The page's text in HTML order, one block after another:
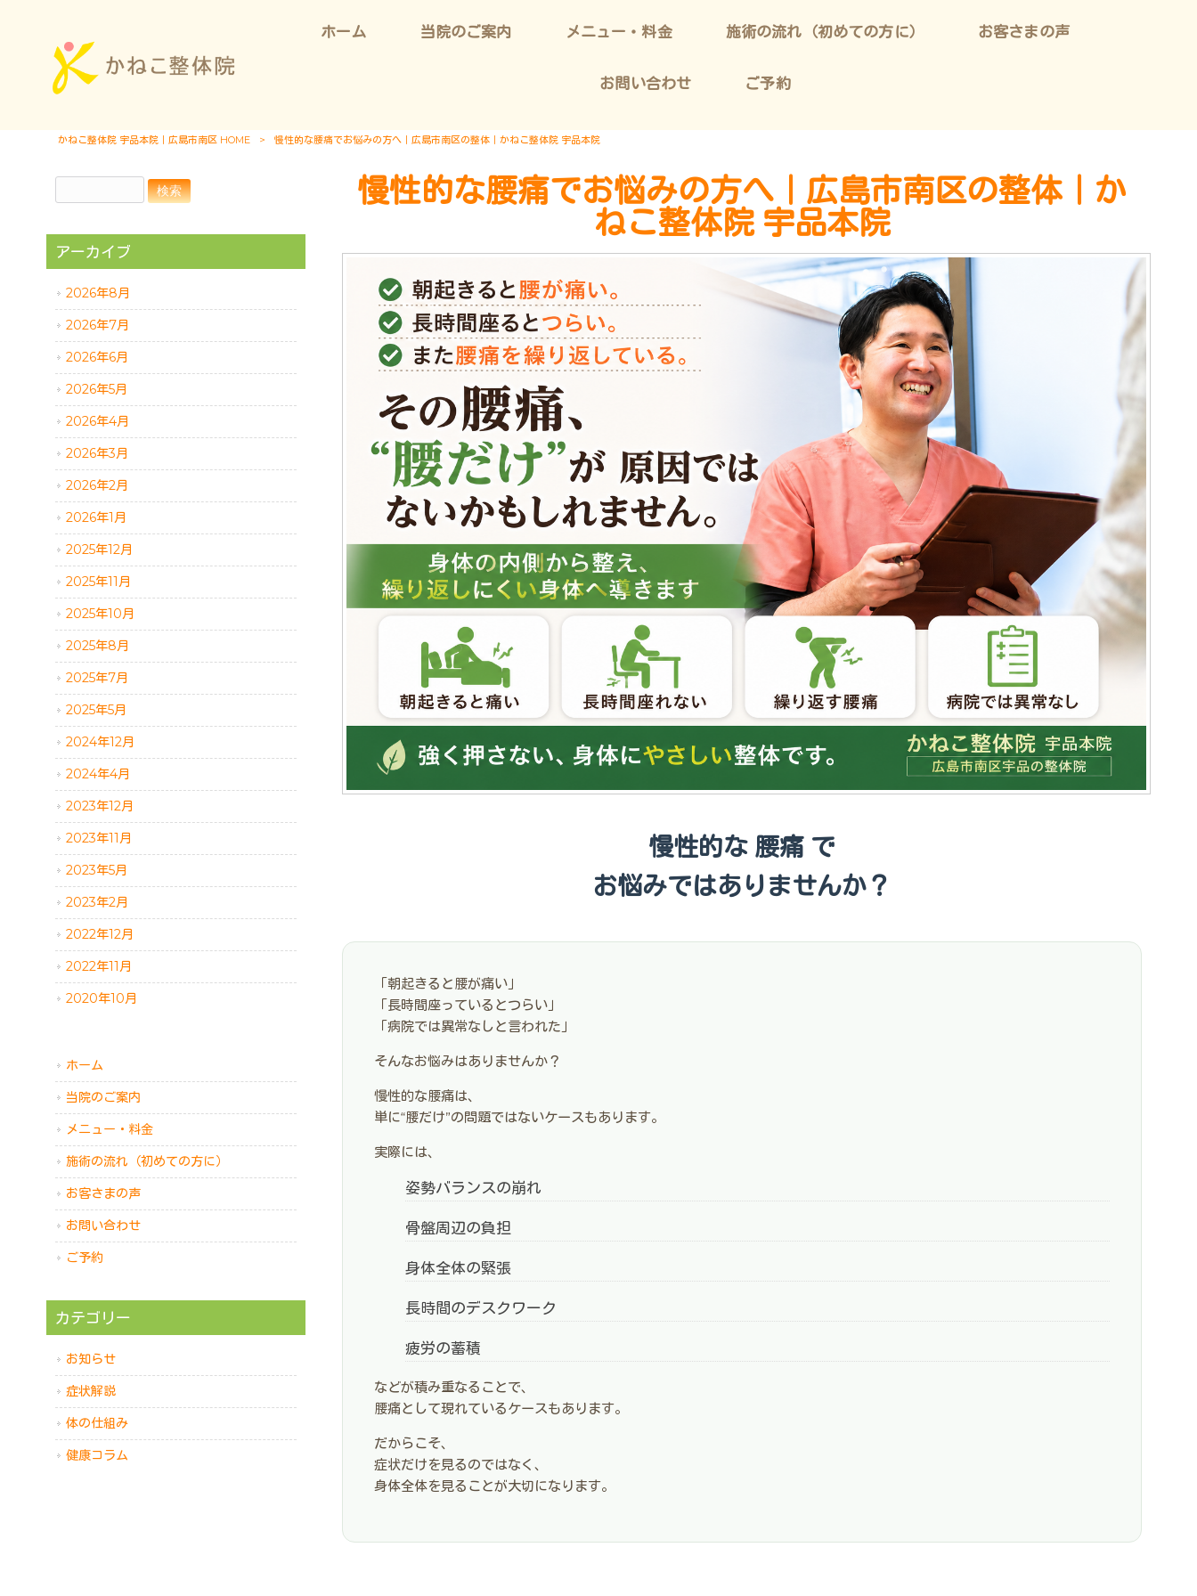
ホーム 当院のご案内 メニュー・料金 施術の流れ（初めての方に） お客さまの声
お問い合わせ ご予約
かねこ整体院 宇品本院｜広島市南区 HOME > 慢性的な腰痛でお悩みの方へ｜広島市南区の整体｜かねこ整体院 宇品本院
慢性的な腰痛でお悩みの方へ｜広島市南区の整体｜か
ねこ整体院 宇品本院
慢性的な 腰痛 で
お悩みではありませんか？
「朝起きると腰が痛い」
「長時間座っているとつらい」
「病院では異常なしと言われた」
そんなお悩みはありませんか？
慢性的な腰痛は、
単に“腰だけ”の問題ではないケースもあります。
実際には、
姿勢バランスの崩れ
骨盤周辺の負担
身体全体の緊張
長時間のデスクワーク
疲労の蓄積
などが積み重なることで、
腰痛として現れているケースもあります。
だからこそ、
症状だけを見るのではなく、
身体全体を見ることが大切になります。
アーカイブ
2026年8月
2026年7月
2026年6月
2026年5月
2026年4月
2026年3月
2026年2月
2026年1月
2025年12月
2025年11月
2025年10月
2025年8月
2025年7月
2025年5月
2024年12月
2024年4月
2023年12月
2023年11月
2023年5月
2023年2月
2022年12月
2022年11月
2020年10月
ホーム
当院のご案内
メニュー・料金
施術の流れ（初めての方に）
お客さまの声
お問い合わせ
ご予約
カテゴリー
お知らせ
症状解説
体の仕組み
健康コラム